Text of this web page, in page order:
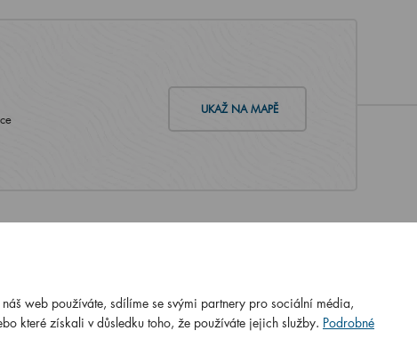
UKAŽ NA MAPĚ
EN ISO
ČSN EN ISO
web používáte, sdílíme se svými partnery pro sociální média,
které získali v důsledku toho, že používáte jejich služby. Podrobné